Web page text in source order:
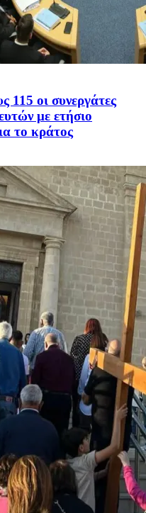
115 οι συνεργάτες
με ετήσιο
το κράτος